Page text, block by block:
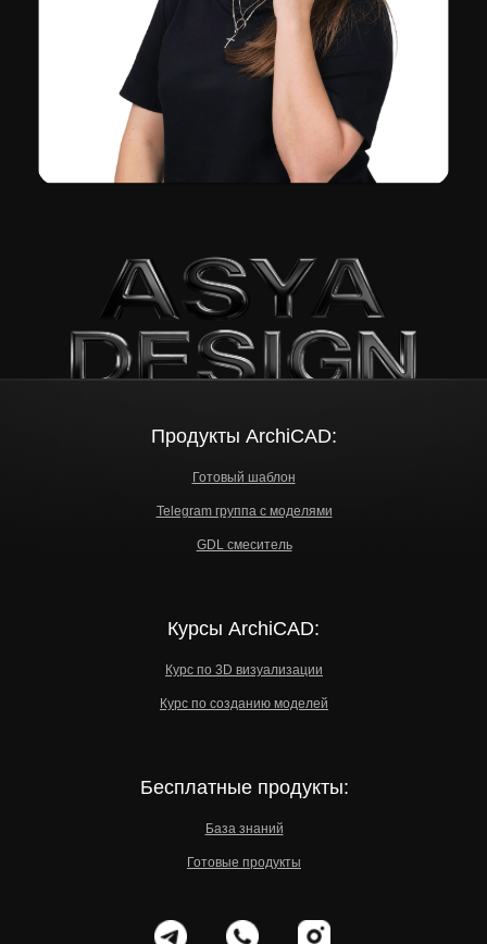
Бесплатные продукты:
Продукты ArchiCAD:
Курсы ArchiCAD:
База знаний
Готовые продукты
Готовый шаблон
Telegram группа с моделями
GDL смеситель
Курс по 3D визуализации
Курс по созданию моделей